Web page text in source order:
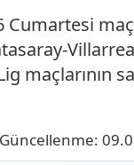
Cumartesi
maçlarının
Güncellenme: